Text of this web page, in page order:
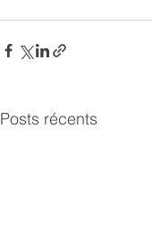
Posts récents